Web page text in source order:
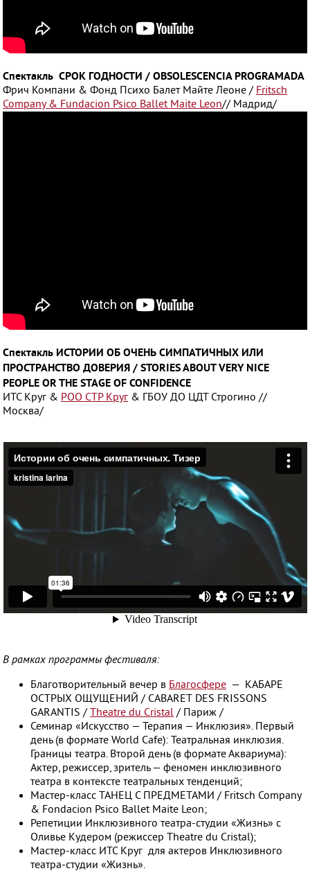
Спектакль СРОК ГОДНОСТИ / OBSOLESCENCIA PROGRAMADA
Фрич Компани & Фонд Психо Балет Майте Леоне / Fritsch
Company & Fundacion Psico Ballet Maite Leon// Мадрид/
Спектакль ИСТОРИИ ОБ ОЧЕНЬ СИМПАТИЧНЫХ ИЛИ
ПРОСТРАНСТВО ДОВЕРИЯ / STORIES ABOUT VERY NICE
PEOPLE OR THE STAGE OF CONFIDENCE
ИТС Круг & РОО СТР Круг & ГБОУ ДО ЦДТ Строгино //
Москва/
В рамках программы фестиваля:
Благотворительный вечер в Благосфере — КАБАРЕ
ОСТРЫХ ОЩУЩЕНИЙ / CABARET DES FRISSONS
GARANTIS /Theatre du Cristal / Париж /
Семинар «Искусство — Терапия — Инклюзия». Первый
день (в формате World Cafe): Театральная инклюзия.
Границы театра. Второй день (в формате Аквариума):
Актер, режиссер, зритель — феномен инклюзивного
театра в контексте театральных тенденций;
Мастер-класс ТАНЕЦ С ПРЕДМЕТАМИ / Fritsch Company
& Fondacion Psico Ballet Maite Leon;
Репетиции Инклюзивного театра-студии «Жизнь» с
Оливье Кудером (режиссер Theatre du Cristal);
Мастер-класс ИТС Круг для актеров Инклюзивного
театра-студии «Жизнь».